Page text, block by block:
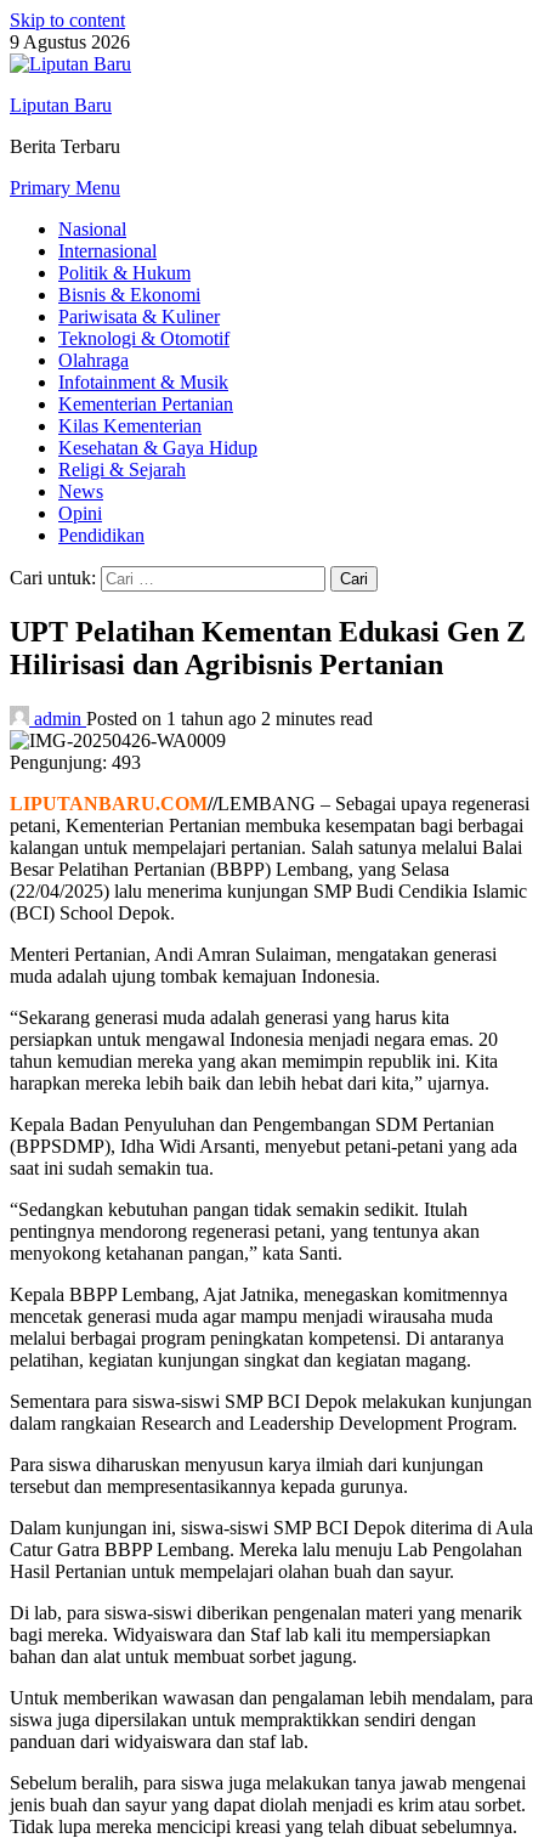
Skip to content
9 Agustus 2026
Liputan Baru
Berita Terbaru
Primary Menu
Nasional
Internasional
Politik & Hukum
Bisnis & Ekonomi
Pariwisata & Kuliner
Teknologi & Otomotif
Olahraga
Infotainment & Musik
Kementerian Pertanian
Kilas Kementerian
Kesehatan & Gaya Hidup
Religi & Sejarah
News
Opini
Pendidikan
Cari untuk:
UPT Pelatihan Kementan Edukasi Gen Z
Hilirisasi dan Agribisnis Pertanian
admin Posted on 1 tahun ago 2 minutes read
Pengunjung: 493
LIPUTANBARU.COM//LEMBANG – Sebagai upaya regenerasi
petani, Kementerian Pertanian membuka kesempatan bagi berbagai
kalangan untuk mempelajari pertanian. Salah satunya melalui Balai
Besar Pelatihan Pertanian (BBPP) Lembang, yang Selasa
(22/04/2025) lalu menerima kunjungan SMP Budi Cendikia Islamic
(BCI) School Depok.
Menteri Pertanian, Andi Amran Sulaiman, mengatakan generasi
muda adalah ujung tombak kemajuan Indonesia.
“Sekarang generasi muda adalah generasi yang harus kita
persiapkan untuk mengawal Indonesia menjadi negara emas. 20
tahun kemudian mereka yang akan memimpin republik ini. Kita
harapkan mereka lebih baik dan lebih hebat dari kita,” ujarnya.
Kepala Badan Penyuluhan dan Pengembangan SDM Pertanian
(BPPSDMP), Idha Widi Arsanti, menyebut petani-petani yang ada
saat ini sudah semakin tua.
“Sedangkan kebutuhan pangan tidak semakin sedikit. Itulah
pentingnya mendorong regenerasi petani, yang tentunya akan
menyokong ketahanan pangan,” kata Santi.
Kepala BBPP Lembang, Ajat Jatnika, menegaskan komitmennya
mencetak generasi muda agar mampu menjadi wirausaha muda
melalui berbagai program peningkatan kompetensi. Di antaranya
pelatihan, kegiatan kunjungan singkat dan kegiatan magang.
Sementara para siswa-siswi SMP BCI Depok melakukan kunjungan
dalam rangkaian Research and Leadership Development Program.
Para siswa diharuskan menyusun karya ilmiah dari kunjungan
tersebut dan mempresentasikannya kepada gurunya.
Dalam kunjungan ini, siswa-siswi SMP BCI Depok diterima di Aula
Catur Gatra BBPP Lembang. Mereka lalu menuju Lab Pengolahan
Hasil Pertanian untuk mempelajari olahan buah dan sayur.
Di lab, para siswa-siswi diberikan pengenalan materi yang menarik
bagi mereka. Widyaiswara dan Staf lab kali itu mempersiapkan
bahan dan alat untuk membuat sorbet jagung.
Untuk memberikan wawasan dan pengalaman lebih mendalam, para
siswa juga dipersilakan untuk mempraktikkan sendiri dengan
panduan dari widyaiswara dan staf lab.
Sebelum beralih, para siswa juga melakukan tanya jawab mengenai
jenis buah dan sayur yang dapat diolah menjadi es krim atau sorbet.
Tidak lupa mereka mencicipi kreasi yang telah dibuat sebelumnya.